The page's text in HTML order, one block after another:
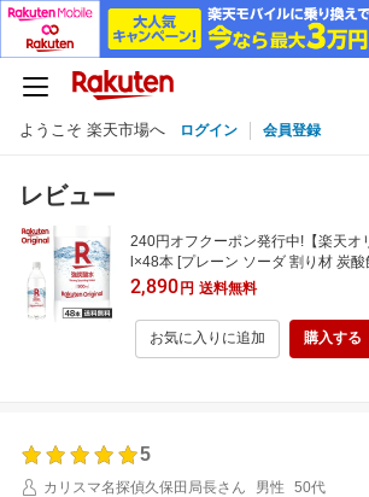
ようこそ 楽天市場へ ログイン 会員登録
レビュー
240円オフクーポン発行中!【楽天オ
l×48本 [プレーン ソーダ 割り材 炭
酸] まとめ買い 水 業務用 家庭用 大
00ml 48本
2,890円 送料無料
お気に入りに追加 購入する
5
カリスマ名探偵久保田局長さん
男性 50代